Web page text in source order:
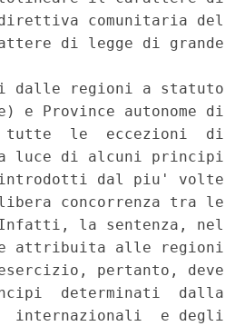
comunitaria del
di legge di grande
dalle regioni a statuto
e Province autonome di
tutte  le  eccezioni  di
luce di alcuni principi
introdotti dal piu' volte
concorrenza tra le
Infatti, la sentenza, nel
attribuita alle regioni
pertanto, deve
determinati  dalla
internazionali  e degli